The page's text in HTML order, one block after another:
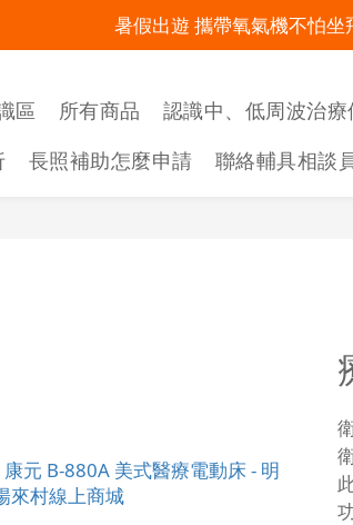
明陽來村全館免運優惠中
暑假出遊 攜帶氧氣機不怕坐
區 所有商品 認識中、低周波治療
長照補助怎麼申請 聯絡輔具相談